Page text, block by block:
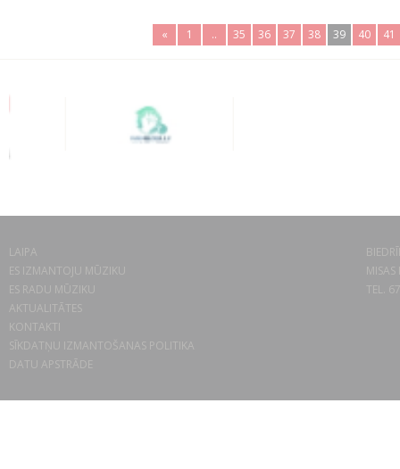
« 1 .. 35 36 37 38 39 40 41
LAIPA
ES IZMANTOJU MŪZIKU
ES RADU MŪZIKU
AKTUALITĀTES
KONTAKTI
SĪKDATŅU IZMANTOŠANAS POLITIKA
DATU APSTRĀDE
TEL.